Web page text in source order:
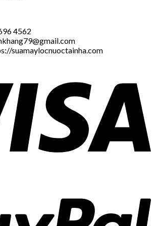
4562
suamaylocnuoctainha.com